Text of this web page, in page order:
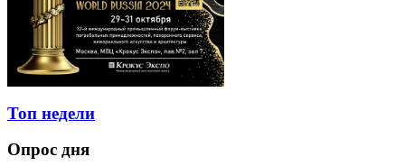
Топ недели
Опрос дня